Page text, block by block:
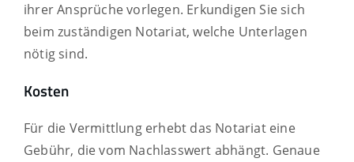
ihrer Ansprüche vorlegen. Erkundigen Sie sich
beim zuständigen Notariat, welche Unterlagen
nötig sind.
Kosten
Für die Vermittlung erhebt das Notariat eine
Gebühr, die vom Nachlasswert abhängt. Genaue